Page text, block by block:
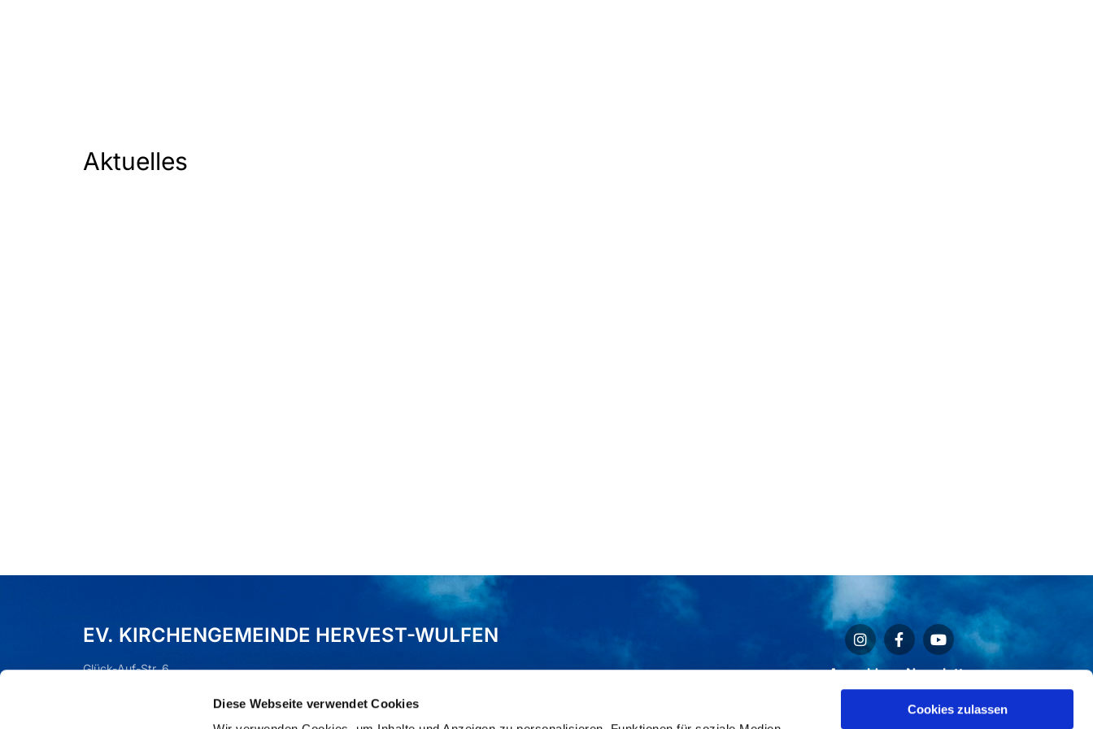
Diese Webseite verwendet Cookies
Cookies zulassen
Aktuelles
EV. KIRCHENGEMEINDE HERVEST-WULFEN
Glück-Auf-Str. 6
gla-kg-hervest-wulfen@ekvw.de
Anmeldung Newsletter